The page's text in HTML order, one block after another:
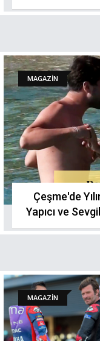
MAGAZİN
Çeşme'de
Yapıcı ve
MAGAZİN